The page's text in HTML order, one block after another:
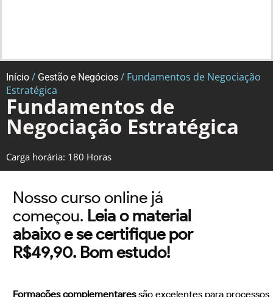
Início / Gestão e Negócios / Fundamentos de Negociação
Estratégica
Fundamentos de
Negociação Estratégica
Carga horária: 180 Horas
Nosso curso online já
começou. Leia o material
abaixo e se certifique por
R$49,90. Bom estudo!
Formações complementaressão excelentes para processos